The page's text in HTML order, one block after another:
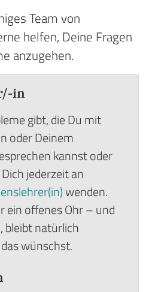
Team von
helfen, Deine Fragen
anzugehen.
in
gibt, die Du mit
oder Deinem
kannst oder
jederzeit an
wenden.
ein offenes Ohr – und
bleibt natürlich
wünschst.